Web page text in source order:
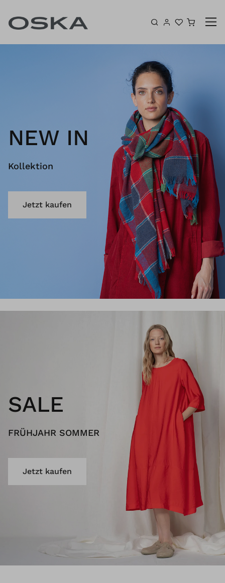
NEW IN
Kollektion
Jetzt kaufen
SALE
FRÜHJAHR SOMMER
Jetzt kaufen